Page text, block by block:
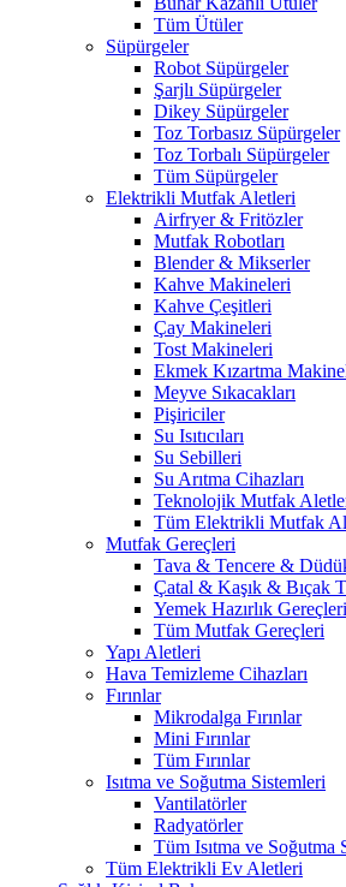
Tüm Ütüler
Süpürgeler
Robot Süpürgeler
Şarjlı Süpürgeler
Dikey Süpürgeler
Toz Torbasız Süpürgeler
Toz Torbalı Süpürgeler
Tüm Süpürgeler
Elektrikli Mutfak Aletleri
Airfryer & Fritözler
Mutfak Robotları
Blender & Mikserler
Kahve Makineleri
Kahve Çeşitleri
Çay Makineleri
Tost Makineleri
Ekmek Kızartma
Meyve Sıkacakları
Pişiriciler
Su Isıtıcıları
Su Sebilleri
Su Arıtma Cihazları
Teknolojik Mutfak
Tüm Elektrikli Mutfak
Mutfak Gereçleri
Tava & Tencere &
Çatal & Kaşık & Bıçak
Yemek Hazırlık Gereçleri
Tüm Mutfak Gereçleri
Yapı Aletleri
Hava Temizleme Cihazları
Fırınlar
Mikrodalga Fırınlar
Mini Fırınlar
Tüm Fırınlar
Isıtma ve Soğutma Sistemleri
Vantilatörler
Radyatörler
Tüm Isıtma ve Soğutma
Tüm Elektrikli Ev Aletleri